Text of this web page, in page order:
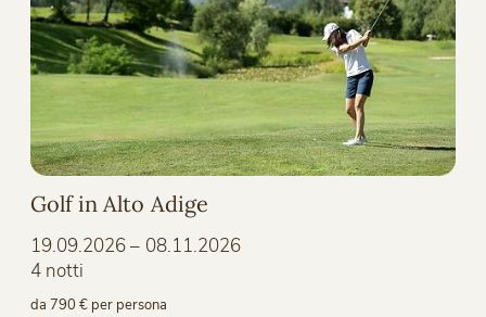
Golf in Alto Adige
19.09.2026 – 08.11.2026
4 notti
da 790 € per persona